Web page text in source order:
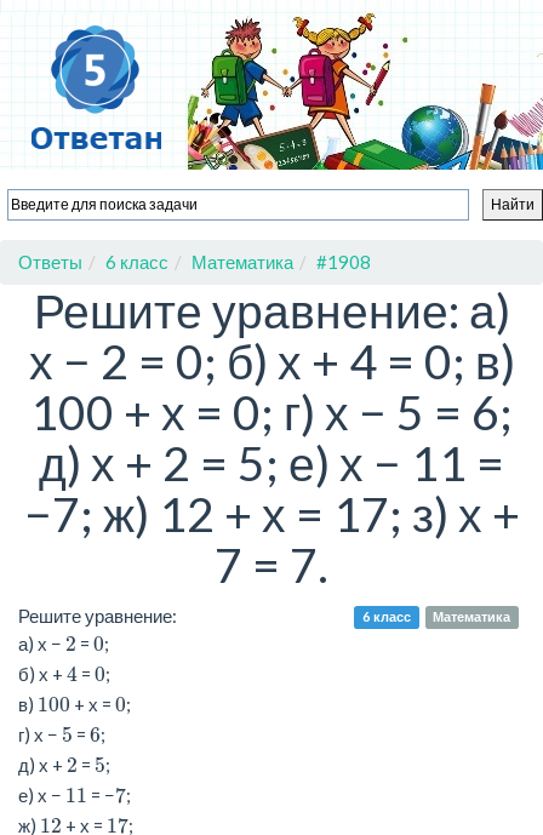
Ответы 6 класс Математика #1908
Решите уравнение: а)
х − 2 = 0; б) х + 4 = 0; в)
100 + х = 0; г) х − 5 = 6;
д) х + 2 = 5; е) х − 11 =
−7; ж) 12 + х = 17; з) х +
7 = 7.
6 класс Математика
Решите уравнение:
а) х − 2 = 0;
б) х + 4 = 0;
в) 100 + х = 0;
г) х − 5 = 6;
д) х + 2 = 5;
е) х − 11 = −7;
ж) 12 + х = 17;